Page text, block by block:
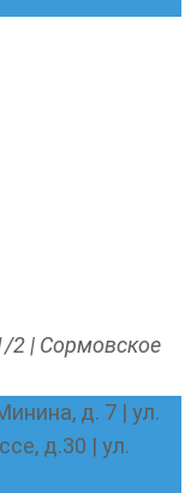
2 | Сормовское
д. 7 | ул.
д.30 | ул.